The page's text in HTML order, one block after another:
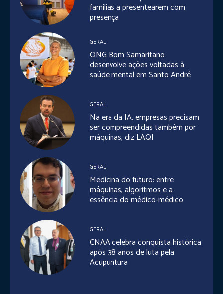
famílias a presentearem com
presença
GERAL
ONG Bom Samaritano
desenvolve ações voltadas à
saúde mental em Santo André
GERAL
Na era da IA, empresas precisam
ser compreendidas também por
máquinas, diz LAQI
GERAL
Medicina do futuro: entre
máquinas, algoritmos e a
essência do médico-médico
GERAL
CNAA celebra conquista histórica
após 38 anos de luta pela
Acupuntura